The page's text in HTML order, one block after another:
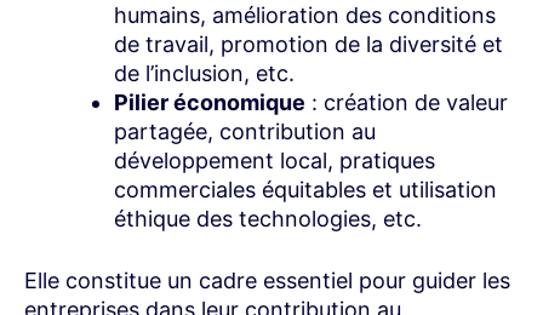
humains, amélioration des conditions
de travail, promotion de la diversité et
de l’inclusion, etc.
Pilier économique : création de valeur
partagée, contribution au
développement local, pratiques
commerciales équitables et utilisation
éthique des technologies, etc.
Elle constitue un cadre essentiel pour guider les
entreprises dans leur contribution au